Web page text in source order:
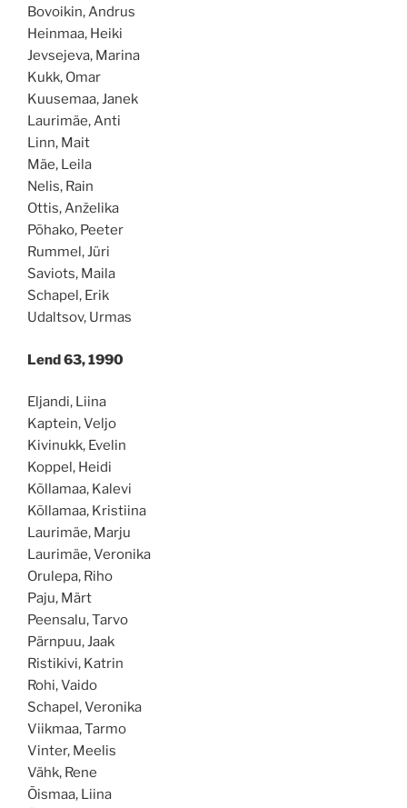
Bovoikin, Andrus
Heinmaa, Heiki
Jevsejeva, Marina
Kukk, Omar
Kuusemaa, Janek
Laurimäe, Anti
Linn, Mait
Mäe, Leila
Nelis, Rain
Ottis, Anželika
Põhako, Peeter
Rummel, Jüri
Saviots, Maila
Schapel, Erik
Udaltsov, Urmas
Lend 63, 1990
Eljandi, Liina
Kaptein, Veljo
Kivinukk, Evelin
Koppel, Heidi
Kõllamaa, Kalevi
Kõllamaa, Kristiina
Laurimäe, Marju
Laurimäe, Veronika
Orulepa, Riho
Paju, Märt
Peensalu, Tarvo
Pärnpuu, Jaak
Ristikivi, Katrin
Rohi, Vaido
Schapel, Veronika
Viikmaa, Tarmo
Vinter, Meelis
Vähk, Rene
Õismaa, Liina